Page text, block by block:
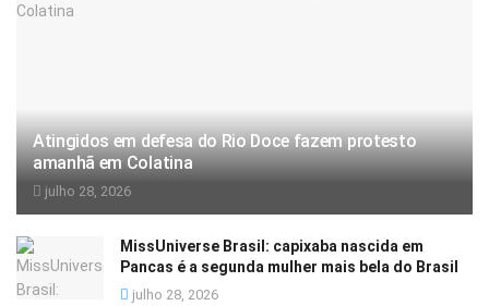
Atingidos em defesa do Rio Doce fazem protesto
amanhã em Colatina
julho 28, 2026
MissUniverse Brasil: capixaba nascida em
Pancas é a segunda mulher mais bela do Brasil
julho 28, 2026